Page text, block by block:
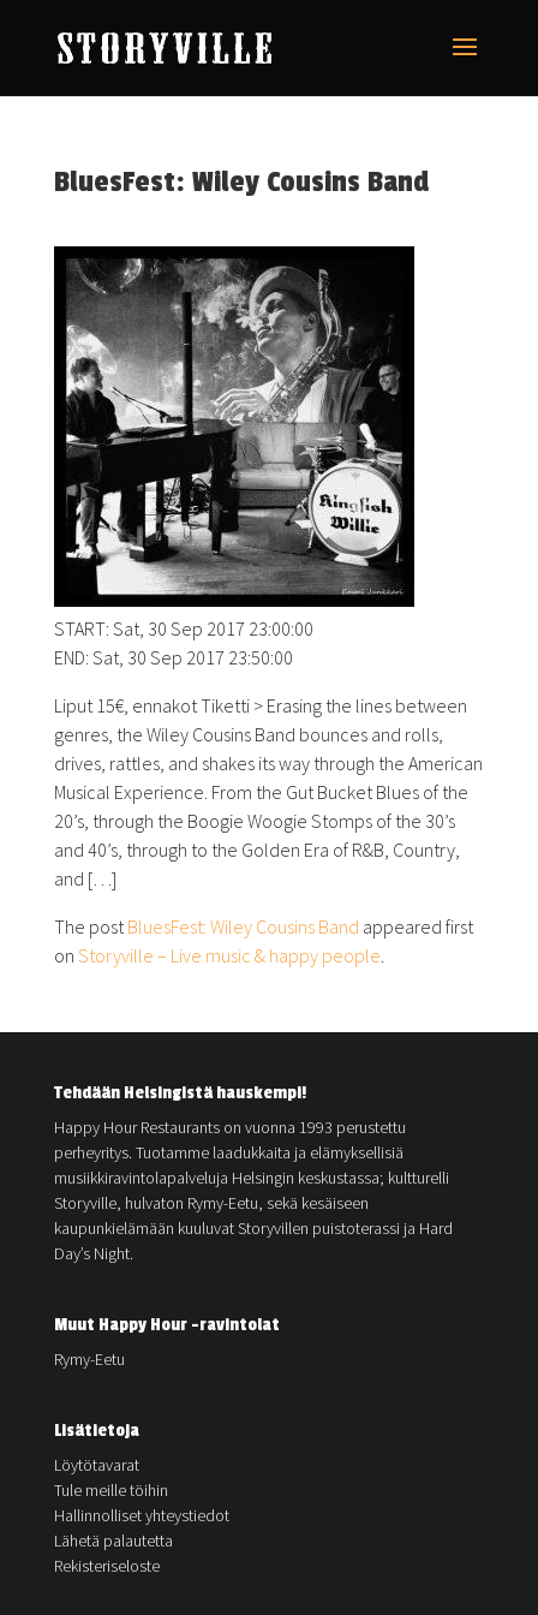
BluesFest: Wiley Cousins Band
START: Sat, 30 Sep 2017 23:00:00
END: Sat, 30 Sep 2017 23:50:00
Liput 15€, ennakot Tiketti > Erasing the lines between
genres, the Wiley Cousins Band bounces and rolls,
drives, rattles, and shakes its way through the American
Musical Experience. From the Gut Bucket Blues of the
20’s, through the Boogie Woogie Stomps of the 30’s
and 40’s, through to the Golden Era of R&B, Country,
and […]
The postBluesFest: Wiley Cousins Band appeared first
on Storyville – Live music & happy people.
Tehdään Helsingistä hauskempi!
Happy Hour Restaurants on vuonna 1993 perustettu
perheyritys. Tuotamme laadukkaita ja elämyksellisiä
musiikkiravintolapalveluja Helsingin keskustassa; kultturelli
Storyville, hulvaton Rymy-Eetu, sekä kesäiseen
kaupunkielämään kuuluvat Storyvillen puistoterassi ja Hard
Day’s Night.
Muut Happy Hour -ravintolat
Rymy-Eetu
Lisätietoja
Löytötavarat
Tule meille töihin
Hallinnolliset yhteystiedot
Lähetä palautetta
Rekisteriseloste